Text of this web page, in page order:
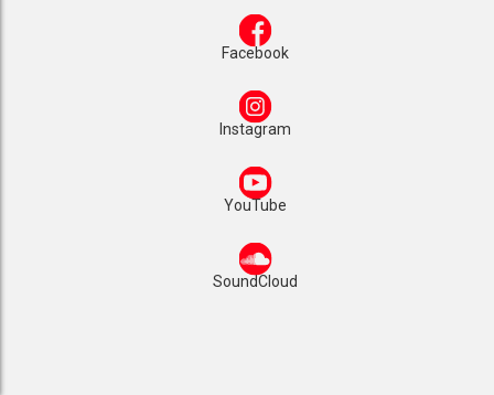
Facebook
Instagram
YouTube
SoundCloud